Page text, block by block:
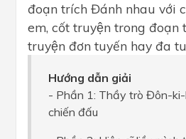
đoạn trích Đánh nhau với
em, cốt truyện trong đoạn
truyện đơn tuyến hay đa
Hướng dẫn giải
- Phần 1: Thầy trò Đôn-
chiến đấu